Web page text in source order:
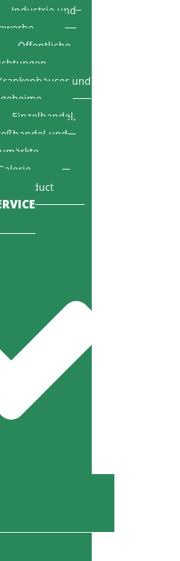
Industrie und
Öffentliche
und
Einzelhandel,
und
of Conduct